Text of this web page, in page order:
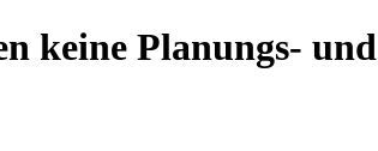
keine Planungs- und